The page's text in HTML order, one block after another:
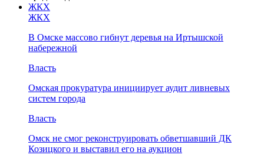
ЖКХ
ЖКХ
В Омске массово гибнут деревья на Иртышской
набережной
Власть
Омская прокуратура инициирует аудит ливневых
систем города
Власть
Омск не смог реконструировать обветшавший ДК
Козицкого и выставил его на аукцион